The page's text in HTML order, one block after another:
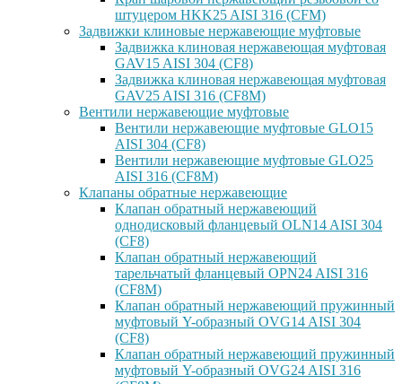
штуцером HKK25 AISI 316 (CFM)
Задвижки клиновые нержавеющие муфтовые
Задвижка клиновая нержавеющая муфтовая
GAV15 AISI 304 (CF8)
Задвижка клиновая нержавеющая муфтовая
GAV25 AISI 316 (CF8M)
Вентили нержавеющие муфтовые
Вентили нержавеющие муфтовые GLO15
AISI 304 (CF8)
Вентили нержавеющие муфтовые GLO25
AISI 316 (CF8M)
Клапаны обратные нержавеющие
Клапан обратный нержавеющий
однодисковый фланцевый OLN14 AISI 304
(CF8)
Клапан обратный нержавеющий
тарельчатый фланцевый OPN24 AISI 316
(CF8M)
Клапан обратный нержавеющий пружинный
муфтовый Y-образный OVG14 AISI 304
(CF8)
Клапан обратный нержавеющий пружинный
муфтовый Y-образный OVG24 AISI 316